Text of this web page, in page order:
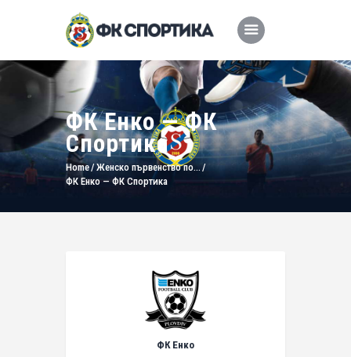
ФК Енко — ФК
Спортика
Home Женско първенство по...
ФК Енко — ФК Спортика
ФК Енко